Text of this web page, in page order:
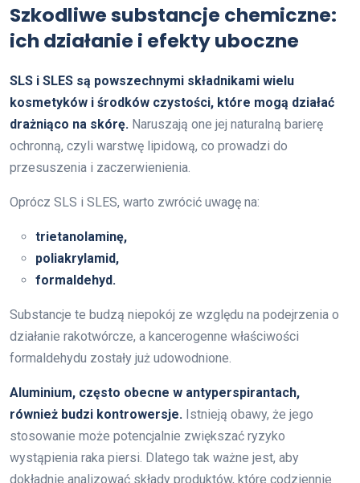
Szkodliwe substancje chemiczne:
ich działanie i efekty uboczne
SLS i SLES są powszechnymi składnikami wielu
kosmetyków i środków czystości, które mogą działać
drażniąco na skórę. Naruszają one jej naturalną barierę
ochronną, czyli warstwę lipidową, co prowadzi do
przesuszenia i zaczerwienienia.
Oprócz SLS i SLES, warto zwrócić uwagę na:
trietanolaminę,
poliakrylamid,
formaldehyd.
Substancje te budzą niepokój ze względu na podejrzenia o
działanie rakotwórcze, a kancerogenne właściwości
formaldehydu zostały już udowodnione.
Aluminium, często obecne w antyperspirantach,
również budzi kontrowersje. Istnieją obawy, że jego
stosowanie może potencjalnie zwiększać ryzyko
wystąpienia raka piersi. Dlatego tak ważne jest, aby
dokładnie analizować składy produktów, które codziennie